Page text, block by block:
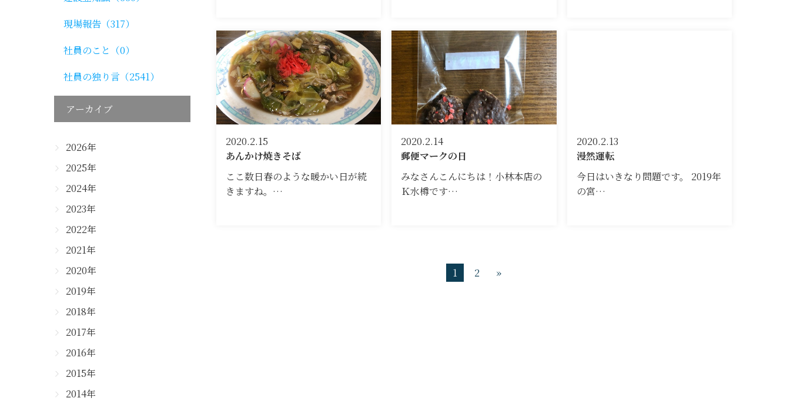
2020.2.15
あんかけ焼きそば
ここ数日春のような暖かい日が続
きますね。…
2020.2.14
郵便マークの日
みなさんこんにちは！小林本店の
Ｋ水樽です…
2020.2.13
漫然運転
今日はいきなり問題です。 2019年
の宮…
1 2 »
現場報告（317）
社員のこと（0）
社員の独り言（2541）
アーカイブ
2026年
2025年
2024年
2023年
2022年
2021年
2020年
2019年
2018年
2017年
2016年
2015年
2014年